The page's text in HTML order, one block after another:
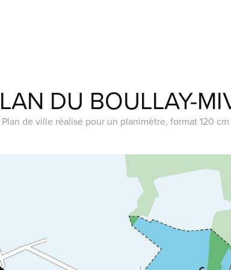
DU BOULLAY-
Plan de ville réalisé pour un planimètre, format 120 cm